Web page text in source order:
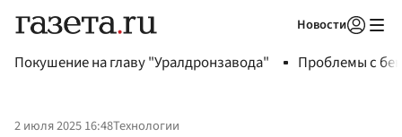
Новости
Покушение на главу "Уралдронзавода" Проблемы с
2 июля 2025 16:48Технологии